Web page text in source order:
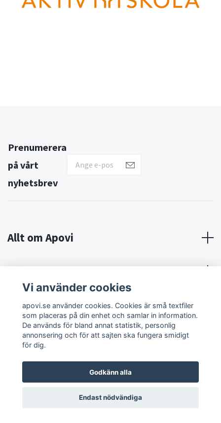
Prenumerera
på vårt
nyhetsbrev
Allt om Apovi
Om Apovi
Sociala medier
© 2026 Apovi
Vi använder cookies
apovi.se använder cookies. Cookies är små textfiler
som placeras på din enhet och samlar in information.
De används för bland annat statistik, personlig
annonsering och för att sajten ska fungera smidigt
för dig.
Godkänn alla
Endast nödvändiga